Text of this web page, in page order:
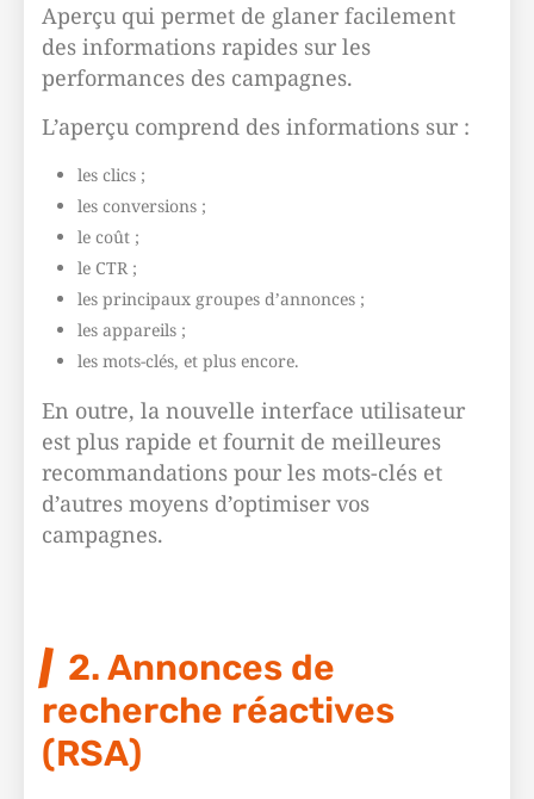
Aperçu qui permet de glaner facilement
des informations rapides sur les
performances des campagnes.
L’aperçu comprend des informations sur :
les clics ;
les conversions ;
le coût ;
le CTR ;
les principaux groupes d’annonces ;
les appareils ;
les mots-clés, et plus encore.
En outre, la nouvelle interface utilisateur
est plus rapide et fournit de meilleures
recommandations pour les mots-clés et
d’autres moyens d’optimiser vos
campagnes.
2. Annonces de
recherche réactives
(RSA)